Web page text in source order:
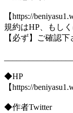
【https://
規約はHP、もし
【必ず】ご確認下
◆HP
【https://
◆作者Twitter